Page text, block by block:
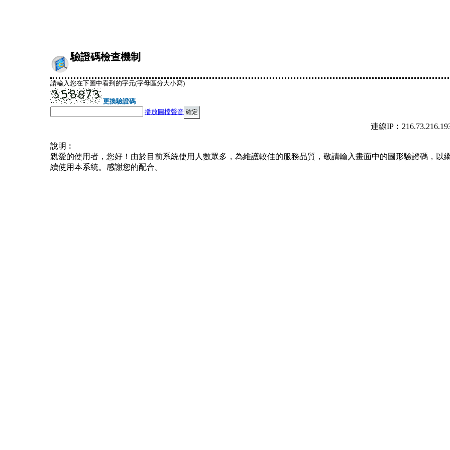
驗證碼檢查機制
請輸入您在下圖中看到的字元(字母區分大小寫)
更換驗證碼
播放圖檔聲音
連線
說明︰
親愛的使用者，您好！由於目前系統使用人數眾多，為維護較佳的服務品質，敬請輸入畫面中的圖形驗證碼，以
續使用本系統。感謝您的配合。